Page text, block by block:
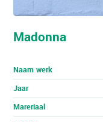
Madonna
Naam werk
Jaar
Mareriaal